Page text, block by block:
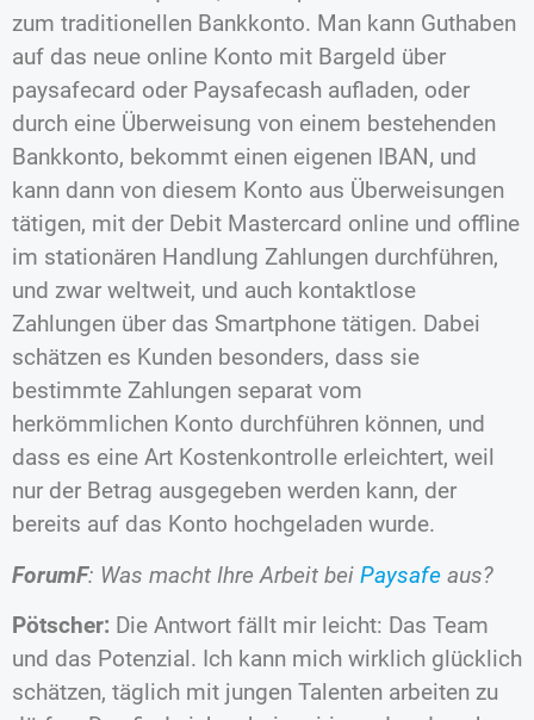
zum traditionellen Bankkonto. Man kann Guthaben
auf das neue online Konto mit Bargeld über
paysafecard oder Paysafecash aufladen, oder
durch eine Überweisung von einem bestehenden
Bankkonto, bekommt einen eigenen IBAN, und
kann dann von diesem Konto aus Überweisungen
tätigen, mit der Debit Mastercard online und offline
im stationären Handlung Zahlungen durchführen,
und zwar weltweit, und auch kontaktlose
Zahlungen über das Smartphone tätigen. Dabei
schätzen es Kunden besonders, dass sie
bestimmte Zahlungen separat vom
herkömmlichen Konto durchführen können, und
dass es eine Art Kostenkontrolle erleichtert, weil
nur der Betrag ausgegeben werden kann, der
bereits auf das Konto hochgeladen wurde.
ForumF: Was macht Ihre Arbeit bei Paysafe aus?
Pötscher: Die Antwort fällt mir leicht: Das Team
und das Potenzial. Ich kann mich wirklich glücklich
schätzen, täglich mit jungen Talenten arbeiten zu